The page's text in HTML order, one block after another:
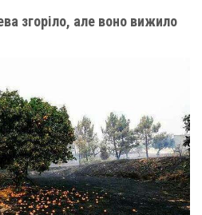
згоріло, але воно вижило